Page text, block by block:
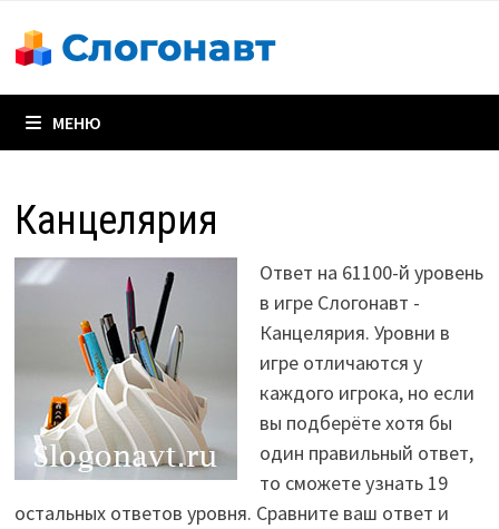
содержимому
МЕНЮ
Канцелярия
Ответ на 61100-й уровень
в игре Слогонавт -
Канцелярия. Уровни в
игре отличаются у
каждого игрока, но если
вы подберёте хотя бы
один правильный ответ,
то сможете узнать 19
остальных ответов уровня. Сравните ваш ответ и